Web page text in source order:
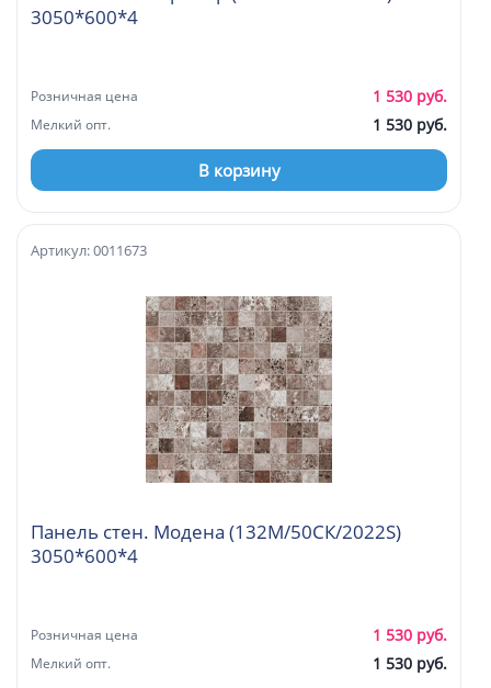
3050*600*4
Розничная цена 1 530 руб.
Мелкий опт. 1 530 руб.
В корзину
Панель стен. Модена (132М/50СК/2022S)
3050*600*4
Артикул: 0011673
Розничная цена 1 530 руб.
Мелкий опт. 1 530 руб.